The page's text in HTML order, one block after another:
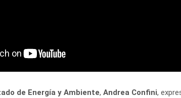
de Energía y Ambiente, Andrea Confini,